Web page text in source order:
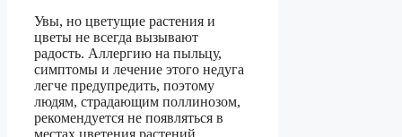
Увы, но цветущие растения и
цветы не всегда вызывают
радость. Аллергию на пыльцу,
симптомы и лечение этого недуга
легче предупредить, поэтому
людям, страдающим поллинозом,
рекомендуется не появляться в
местах цветения растений,